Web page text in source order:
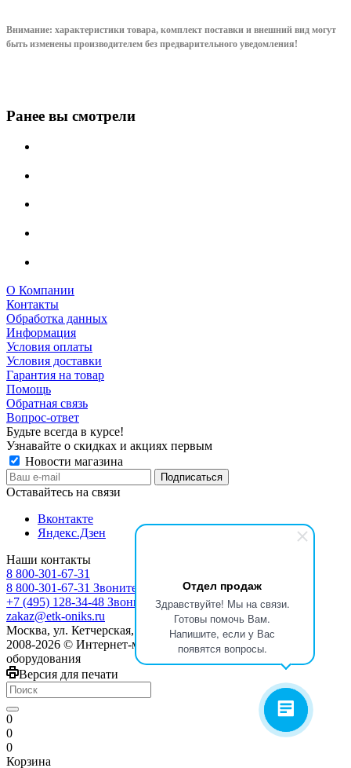
Отдел продаж
Здравствуйте! Мы на связи.
Готовы помочь Вам.
Напишите, если у Вас
появятся вопросы.
Внимание: характеристики товара, комплект поставки и внешний вид могут
быть изменены производителем без предварительного уведомления!
Ранее вы смотрели
О Компании
Контакты
Обработка данных
Информация
Условия оплаты
Условия доставки
Гарантия на товар
Помощь
Обратная связь
Вопрос-ответ
Будьте всегда в курсе!
Узнавайте о скидках и акциях первым
Новости магазина
Оставайтесь на связи
Вконтакте
Яндекс.Дзен
Наши контакты
8 800-301-67-31
8 800-301-67-31 Звоните с 9:00 до 17:00
+7 (495) 128-34-48 Звоните с 8:30 до 17:30
zakaz@etk-oniks.ru
Москва, ул. Кетчерская,13
2008-2026 © Интернет-магазин электротехнического
оборудования
Версия для печати
0
0
0
Корзина